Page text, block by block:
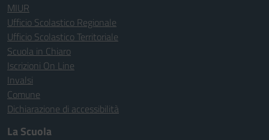
MIUR
Ufficio Scolastico Regionale
Ufficio Scolastico Territoriale
Scuola in Chiaro
Iscrizioni On Line
Invalsi
Comune
Dichiarazione di accessibilità
La Scuola